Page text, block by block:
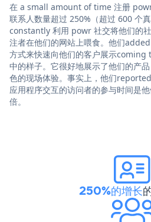
在 a small amount of time 注册
联系人数量超过 250%（超过 600 个
constantly 利用 powr 社交将他们的
注者在他们的网站上喂食。他们
方式来快速向他们的客户展示coming
中的样子。它很好地展示了他们的产
色的现场体验。事实上，他们
应用程序交互的访问者的参与时间是
倍。
250%的增长